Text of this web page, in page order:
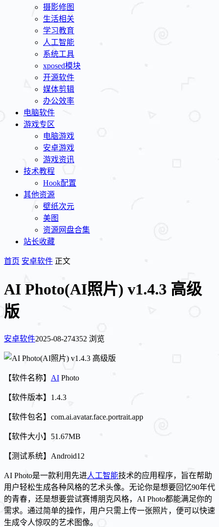
摄影修图
生活相关
学习教育
人工智能
系统工具
xposed模块
开源软件
媒体剪辑
办公效率
电脑软件
游戏专区
电脑游戏
安卓游戏
游戏资讯
技术教程
Hook配置
其他资源
壁纸次元
美图
资源网盘合集
站长收藏
首页 安卓软件 正文
AI Photo(AI照片) v1.4.3 高级
版
安卓软件2025-08-274352 浏览
【软件名称】 AI Photo
【软件版本】1.4.3
【软件包名】com.ai.avatar.face.portrait.app
【软件大小】51.67MB
【测试系统】Android12
AI Photo是一款利用先进人工智能技术的应用程序，旨在帮助
用户轻松生成各种风格的艺术头像。无论你是想要回忆90年代
的青春，还是想要尝试赛博朋克风格，AI Photo都能满足你的
需求。通过简单的操作，用户只需上传一张照片，便可以快速
生成令人惊叹的艺术图像。